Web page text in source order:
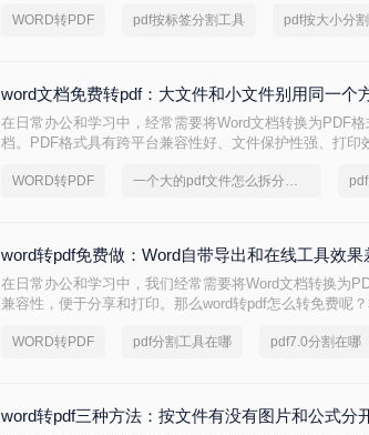
WORD转PDF pdf按标签分割工具 pdf按大小分
word文档免费转pdf：大文件和小文件别用同一个
在日常办公和学习中，经常需要将Word文档转换为PDF
档。PDF格式具有跨平台兼容性好、文件保护性强、打印
这一目标。
WORD转PDF 一个大的pdf文件怎么拆分开成几个文件
word转pdf免费做：Word自带导出和在线工具效果
在日常办公和学习中，我们经常需要将Word文档转换为
兼容性，便于分享和打印。那么word转pdf怎么转免费呢
WORD转PDF pdf分割工具在哪 pdf7.0分割在哪
word转pdf三种方法：按文件有没有图片和公式分